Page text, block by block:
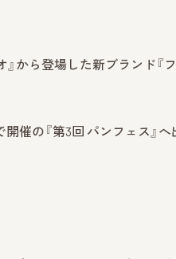
から登場した新ブランド『
開催の『第3回 パンフェス』